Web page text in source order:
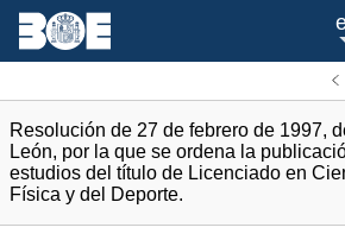
Resolución de 27 de febrero de 1997,
León, por la que se ordena la
estudios del título de Licenciado en
Física y del Deporte.